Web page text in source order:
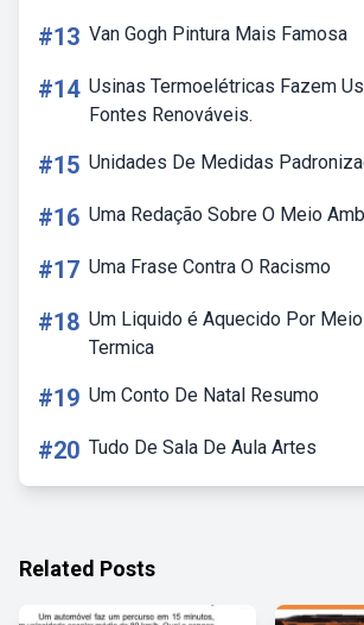
#13 Van Gogh Pintura Mais Famosa
#14 Usinas Termoelétricas Fazem
Fontes Renováveis.
#15 Unidades De Medidas
#16 Uma Redação Sobre O Meio
#17 Uma Frase Contra O Racismo
#18 Um Liquido é Aquecido Por
Termica
#19 Um Conto De Natal Resumo
#20 Tudo De Sala De Aula Artes
Related Posts